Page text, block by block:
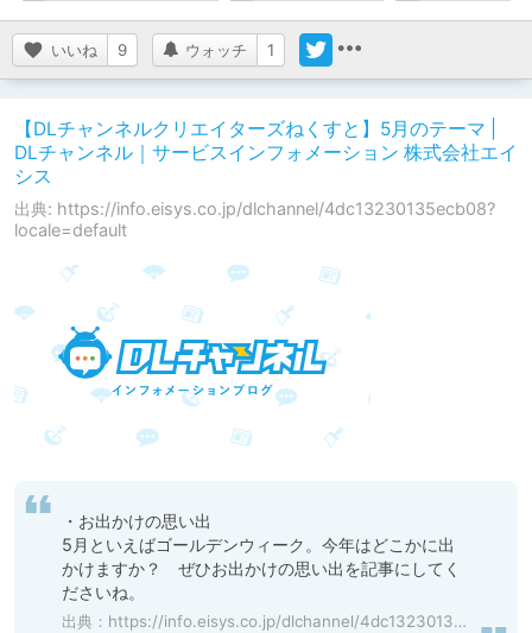
いいね 9 ウォッチ 1
【DLチャンネルクリエイターズねくすと】5月のテーマ |
DLチャンネル｜サービスインフォメーション 株式会社エイ
シス
出典: https://info.eisys.co.jp/dlchannel/4dc13230135ecb08?
locale=default
・お出かけの思い出
5月といえばゴールデンウィーク。今年はどこかに出
かけますか？　ぜひお出かけの思い出を記事にしてく
ださいね。
出典： https://info.eisys.co.jp/dlchannel/4dc13230135ecb08?locale=default